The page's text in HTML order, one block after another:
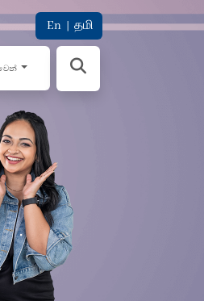
En | தமி